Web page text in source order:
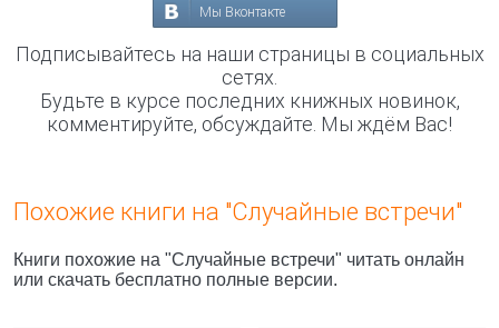
Мы Вконтакте
Подписывайтесь на наши страницы в социальных
сетях.
Будьте в курсе последних книжных новинок,
комментируйте, обсуждайте. Мы ждём Вас!
Похожие книги на "Случайные встречи"
Книги похожие на "Случайные встречи" читать онлайн
или скачать бесплатно полные версии.